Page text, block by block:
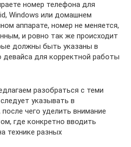
номер телефона для
Windows или домашнем
аппарате, номер не меняется,
и ровно так же происходит
должны быть указаны в
девайса для корректной работы
разобраться с теми
указывать в
чего уделить внимание
где конкретно вводить
технике разных